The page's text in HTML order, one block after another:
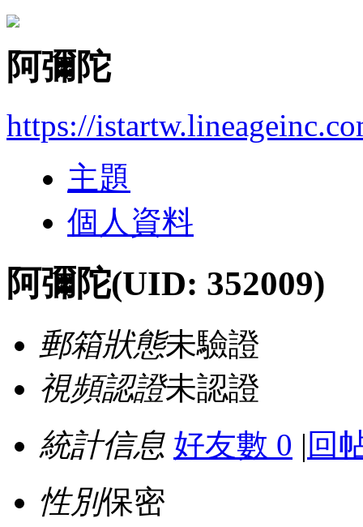
阿彌陀
https://
主題
個人資料
阿彌陀(UID: 352009)
郵箱狀態未驗證
視頻認證未認證
統計信息 好友數 0 | 回
性別保密